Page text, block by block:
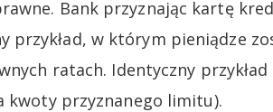
Bank przyznając kartę
w którym pieniądze
ratach. Identyczny przykład
kwoty przyznanego limitu).